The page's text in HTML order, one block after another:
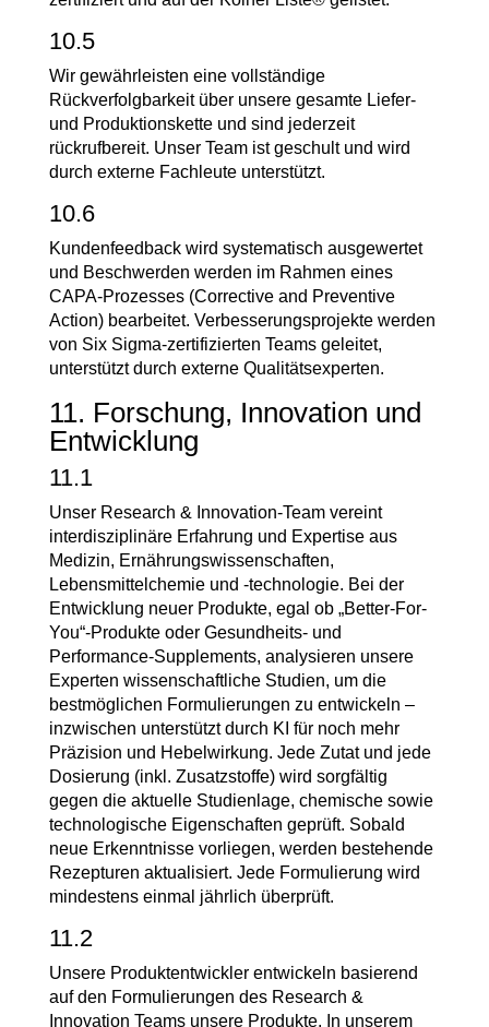
10.5
Wir gewährleisten eine vollständige
Rückverfolgbarkeit über unsere gesamte Liefer-
und Produktionskette und sind jederzeit
rückrufbereit. Unser Team ist geschult und wird
durch externe Fachleute unterstützt.
10.6
Kundenfeedback wird systematisch ausgewertet
und Beschwerden werden im Rahmen eines
CAPA-Prozesses (Corrective and Preventive
Action) bearbeitet. Verbesserungsprojekte werden
von Six Sigma-zertifizierten Teams geleitet,
unterstützt durch externe Qualitätsexperten.
11. Forschung, Innovation und
Entwicklung
11.1
Unser Research & Innovation-Team vereint
interdisziplinäre Erfahrung und Expertise aus
Medizin, Ernährungswissenschaften,
Lebensmittelchemie und -technologie. Bei der
Entwicklung neuer Produkte, egal ob „Better-For-
You“-Produkte oder Gesundheits- und
Performance-Supplements, analysieren unsere
Experten wissenschaftliche Studien, um die
bestmöglichen Formulierungen zu entwickeln –
inzwischen unterstützt durch KI für noch mehr
Präzision und Hebelwirkung. Jede Zutat und jede
Dosierung (inkl. Zusatzstoffe) wird sorgfältig
gegen die aktuelle Studienlage, chemische sowie
technologische Eigenschaften geprüft. Sobald
neue Erkenntnisse vorliegen, werden bestehende
Rezepturen aktualisiert. Jede Formulierung wird
mindestens einmal jährlich überprüft.
11.2
Unsere Produktentwickler entwickeln basierend
auf den Formulierungen des Research &
Innovation Teams unsere Produkte. In unserem